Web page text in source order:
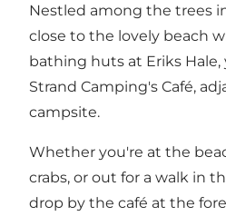
Nestled among the trees
close to the lovely beach
bathing huts at Eriks Hale,
Strand Camping's Café,
campsite.
Whether you're at the
crabs, or out for a walk in
drop by the café at the